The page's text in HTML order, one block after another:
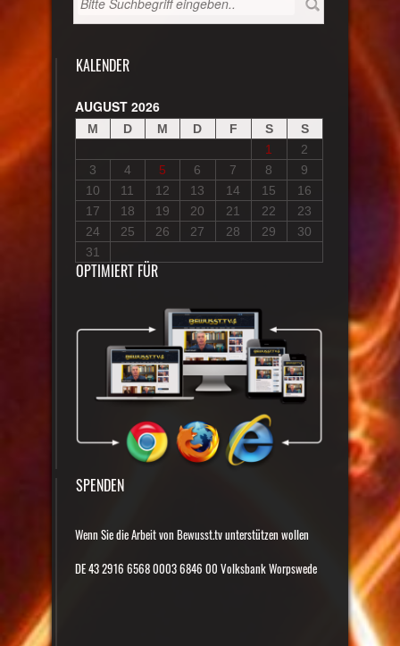
KALENDER
AUGUST 2026
M D M D F S
S
1
2
3
4 5 6 7 8
9
10
11 12 13 14 15
16
17
18 19 20 21 22
23
24
25 26 27 28 29
30
31
OPTIMIERT FÜR
SPENDEN
Wenn Sie die Arbeit von Bewusst.tv unterstützen wollen
DE 43 2916 6568 0003 6846 00 Volksbank Worpswede